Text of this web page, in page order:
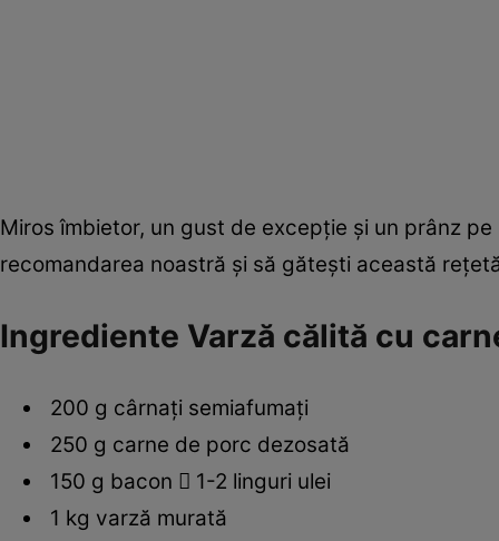
Miros îmbietor, un gust de excepţie şi un prânz
recomandarea noastră şi să găteşti această
Ingrediente Varză călită cu
200 g cârnaţi semiafumaţi
250 g carne de porc dezosată
150 g bacon  1-2 linguri ulei
1 kg varză murată